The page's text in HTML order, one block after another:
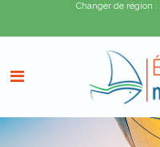
Changer de région :